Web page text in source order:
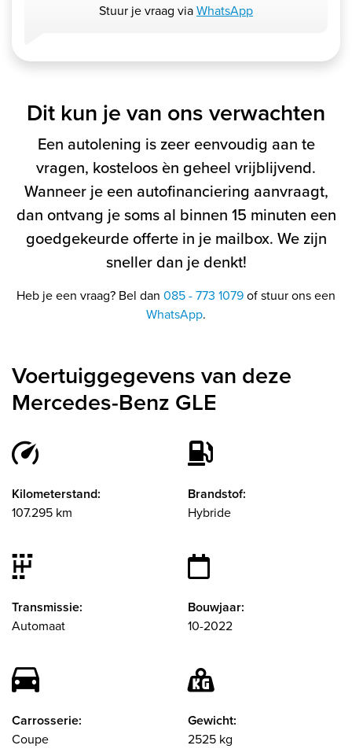
Stuur je vraag viaWhatsApp
Dit kun je van ons verwachten
Een autolening is zeer eenvoudig aan te
vragen, kosteloos èn geheel vrijblijvend.
Wanneer je een autofinanciering aanvraagt,
dan ontvang je soms al binnen 15 minuten een
goedgekeurde offerte in je mailbox. We zijn
sneller dan je denkt!
Heb je een vraag? Bel dan 085 - 773 1079of stuur ons een
WhatsApp.
Voertuiggegevens van deze
Mercedes-Benz GLE
Kilometerstand:
107.295 km
Brandstof:
Hybride
Transmissie:
Automaat
Bouwjaar:
10-2022
Carrosserie:
Coupe
Gewicht:
2525 kg